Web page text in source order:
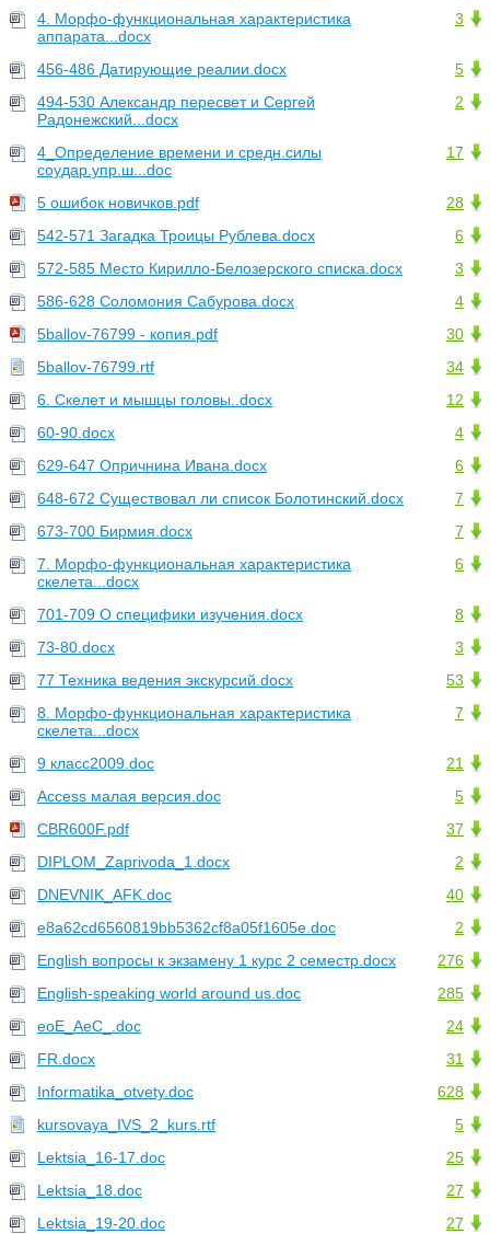
3
4. Морфо-функциональная характеристика
аппарата...docx
5
456-486 Датирующие реалии.docx
2
494-530 Александр пересвет и Сергей
Радонежский...docx
17
4_Определение времени и средн.силы
соудар.упр.ш...doc
28
5 ошибок новичков.pdf
6
542-571 Загадка Троицы Рублева.docx
3
572-585 Место Кирилло-Белозерского списка.docx
4
586-628 Соломония Сабурова.docx
30
5ballov-76799 - копия.pdf
34
5ballov-76799.rtf
12
6. Скелет и мышцы головы..docx
4
60-90.docx
6
629-647 Опричнина Ивана.docx
7
648-672 Существовал ли список Болотинский.docx
7
673-700 Бирмия.docx
6
7. Морфо-функциональная характеристика
скелета...docx
8
701-709 О специфики изучения.docx
3
73-80.docx
53
77 Техника ведения экскурсий.docx
7
8. Морфо-функциональная характеристика
скелета...docx
21
9 класс2009.doc
5
Access малая версия.doc
37
CBR600F.pdf
2
DIPLOM_Zaprivoda_1.docx
40
DNEVNIK_AFK.doc
2
e8a62cd6560819bb5362cf8a05f1605e.doc
276
English вопросы к экзамену 1 курс 2 семестр.docx
285
English-speaking world around us.doc
24
eoE_AeC_.doc
31
FR.docx
628
Informatika_otvety.doc
5
kursovaya_IVS_2_kurs.rtf
25
Lektsia_16-17.doc
27
Lektsia_18.doc
27
Lektsia_19-20.doc